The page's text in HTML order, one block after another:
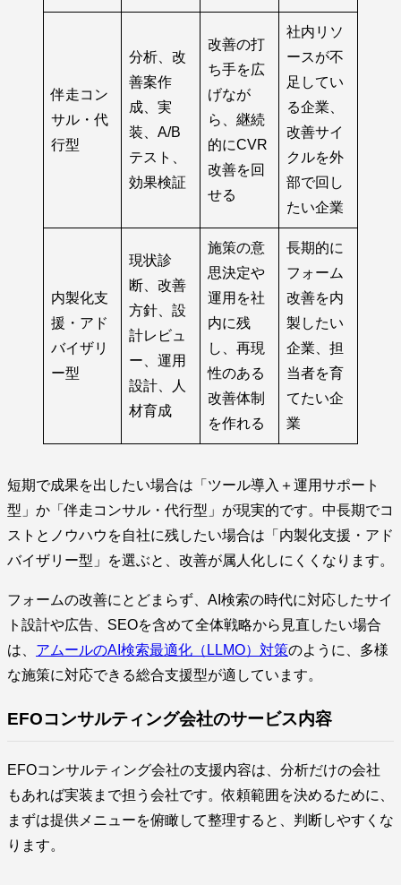
伴走コン
サル・代
行型
分析、改
善案作
成、実
装、A/B
テスト、
効果検証
改善の打
ち手を広
げなが
ら、継続
的にCVR
改善を回
せる
社内リソ
ースが不
足してい
る企業、
改善サイ
クルを外
部で回し
たい企業
内製化支
援・アド
バイザリ
ー型
現状診
断、改善
方針、設
計レビュ
ー、運用
設計、人
材育成
施策の意
思決定や
運用を社
内に残
し、再現
性のある
改善体制
を作れる
長期的に
フォーム
改善を内
製したい
企業、担
当者を育
てたい企
業
短期で成果を出したい場合は「ツール導入＋運用サポート
型」か「伴走コンサル・代行型」が現実的です。中長期でコ
ストとノウハウを自社に残したい場合は「内製化支援・アド
バイザリー型」を選ぶと、改善が属人化しにくくなります。
フォームの改善にとどまらず、AI検索の時代に対応したサイ
ト設計や広告、SEOを含めて全体戦略から見直したい場合
は、 アムールのAI検索最適化（LLMO）対策のように、多様
な施策に対応できる総合支援型が適しています。
EFOコンサルティング会社のサービス内容
EFOコンサルティング会社の支援内容は、分析だけの会社
もあれば実装まで担う会社です。依頼範囲を決めるために、
まずは提供メニューを俯瞰して整理すると、判断しやすくな
ります。